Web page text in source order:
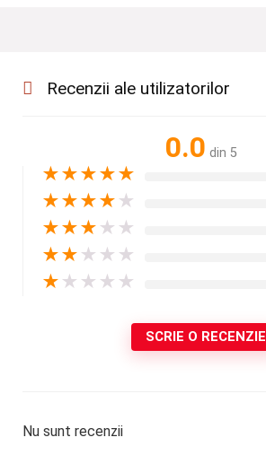
Recenzii ale utilizatorilor
0.0 din 5
★★★★★
★★★★ ★
★★★ ★ ★
★★ ★ ★ ★
★ ★ ★ ★ ★
SCRIE O RECENZIE
Nu sunt recenzii